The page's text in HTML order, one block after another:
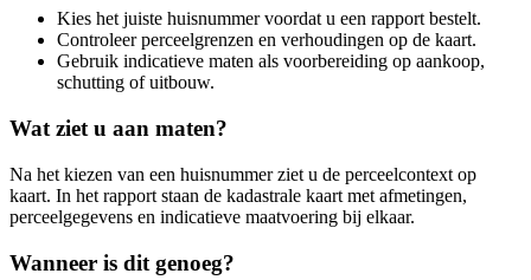
Kies het juiste huisnummer voordat u een rapport bestelt.
Controleer perceelgrenzen en verhoudingen op de kaart.
Gebruik indicatieve maten als voorbereiding op aankoop,
schutting of uitbouw.
Wat ziet u aan maten?
Na het kiezen van een huisnummer ziet u de perceelcontext op
kaart. In het rapport staan de kadastrale kaart met afmetingen,
perceelgegevens en indicatieve maatvoering bij elkaar.
Wanneer is dit genoeg?